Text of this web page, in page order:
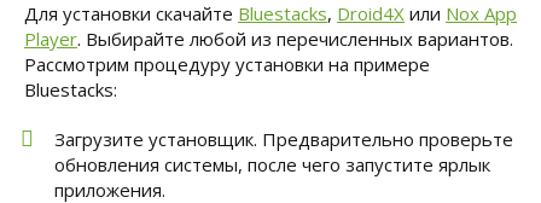
Для установки скачайте Bluestacks, Droid4X или Nox App
Player. Выбирайте любой из перечисленных вариантов.
Рассмотрим процедуру установки на примере
Bluestacks:
Загрузите установщик. Предварительно проверьте
обновления системы, после чего запустите ярлык
приложения.